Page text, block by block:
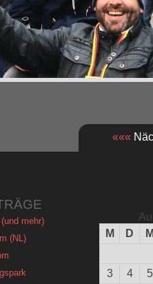
«««
mehr)
(NL)
M
D
3 4
5